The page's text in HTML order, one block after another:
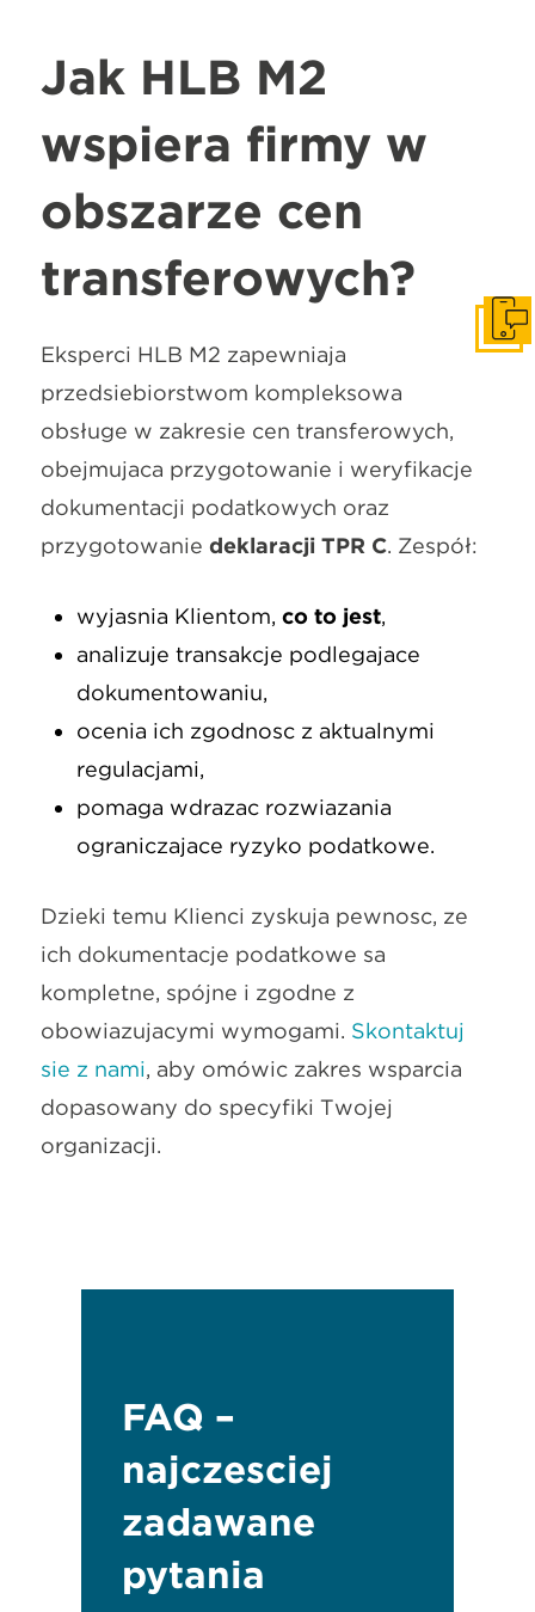
Jak HLB M2
wspiera firmy w
obszarze cen
transferowych?
Eksperci HLB M2 zapewniają
przedsiębiorstwom kompleksową
obsługę w zakresie cen transferowych,
obejmującą przygotowanie i weryfikację
dokumentacji podatkowych oraz
przygotowanie deklaracji TPR C. Zespół:
wyjaśnia Klientom, co to jest,
analizuje transakcje podlegające
dokumentowaniu,
ocenia ich zgodność z aktualnymi
regulacjami,
pomaga wdrażać rozwiązania
ograniczające ryzyko podatkowe.
Dzięki temu Klienci zyskują pewność, że
ich dokumentacje podatkowe są
kompletne, spójne i zgodne z
obowiązującymi wymogami. Skontaktuj
się z nami, aby omówić zakres wsparcia
dopasowany do specyfiki Twojej
organizacji.
FAQ –
najczęściej
zadawane
pytania